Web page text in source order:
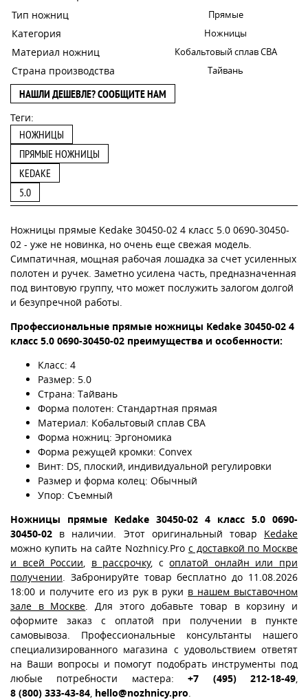
Тип ножниц Прямые
Категория Ножницы
Материал ножниц Кобальтовый сплав CBA
Страна производства Тайвань
НАШЛИ ДЕШЕВЛЕ? СООБЩИТЕ НАМ
Теги:
НОЖНИЦЫ
ПРЯМЫЕ НОЖНИЦЫ
KEDAKE
5.0
Ножницы прямые Kedake 30450-02 4 класс 5.0 0690-30450-
02 - уже не новинка, но очень еще свежая модель.
Симпатичная, мощная рабочая лошадка за счет усиленных
полотен и ручек. Заметно усилена часть, предназначенная
под винтовую группу, что может послужить залогом долгой
и безупречной работы.
Профессиональные прямые ножницы Kedake 30450-02 4
класс 5.0 0690-30450-02 преимущества и особенности:
Класс: 4
Размер: 5.0
Страна: Тайвань
Форма полотен: Стандартная прямая
Материал: Кобальтовый сплав CBA
Форма ножниц: Эргономика
Форма режущей кромки: Convex
Винт: DS, плоский, индивидуальной регулировки
Размер и форма колец: Обычный
Упор: Съемный
Ножницы прямые Kedake 30450-02 4 класс 5.0 0690-
30450-02 в наличии. Этот оригинальный товар Kedake
можно купить на сайте Nozhnicy.Pro с доставкой по Москве
и всей России
в рассрочку, соплатой онлайн или при
получении . Забронируйте товар бесплатно до 11.08.2026
18:00 и получите его из рук в руки в нашем выставочном
зале в Москве . Для этого добавьте товар в корзину и
оформите заказ с оплатой при получении в пункте
самовывоза. Профессиональные консультанты нашего
специализированного магазина с удовольствием ответят
на Ваши вопросы и помогут подобрать инструменты под
любые потребности мастера:+7 (495) 212-18-49
8 (800) 333-43-84 hello@nozhnicy.pro